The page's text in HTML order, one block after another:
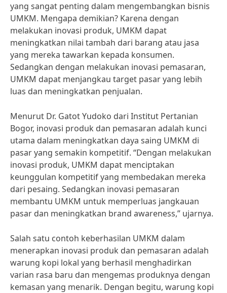
yang sangat penting dalam mengembangkan bisnis
UMKM. Mengapa demikian? Karena dengan
melakukan inovasi produk, UMKM dapat
meningkatkan nilai tambah dari barang atau jasa
yang mereka tawarkan kepada konsumen.
Sedangkan dengan melakukan inovasi pemasaran,
UMKM dapat menjangkau target pasar yang lebih
luas dan meningkatkan penjualan.
Menurut Dr. Gatot Yudoko dari Institut Pertanian
Bogor, inovasi produk dan pemasaran adalah kunci
utama dalam meningkatkan daya saing UMKM di
pasar yang semakin kompetitif. “Dengan melakukan
inovasi produk, UMKM dapat menciptakan
keunggulan kompetitif yang membedakan mereka
dari pesaing. Sedangkan inovasi pemasaran
membantu UMKM untuk memperluas jangkauan
pasar dan meningkatkan brand awareness,” ujarnya.
Salah satu contoh keberhasilan UMKM dalam
menerapkan inovasi produk dan pemasaran adalah
warung kopi lokal yang berhasil menghadirkan
varian rasa baru dan mengemas produknya dengan
kemasan yang menarik. Dengan begitu, warung kopi